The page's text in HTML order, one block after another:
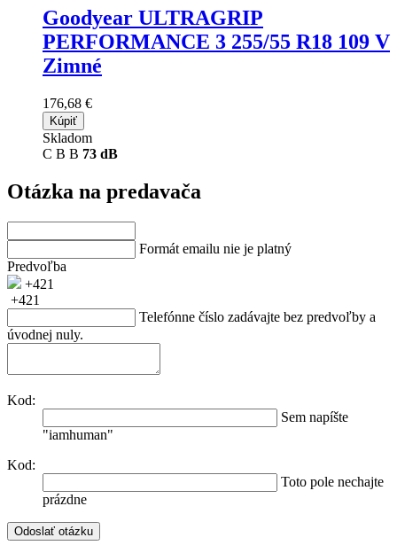
Goodyear ULTRAGRIP
PERFORMANCE 3 255/55 R18 109 V
Zimné
176,68 €
Kúpiť
Skladom
C B B 73 dB
Otázka na predavača
Formát emailu nie je platný
Predvoľba
+421
+421
Telefónne číslo zadávajte bez predvoľby a
úvodnej nuly.
Kod:
Sem napíšte
"iamhuman"
Kod:
Toto pole nechajte
prázdne